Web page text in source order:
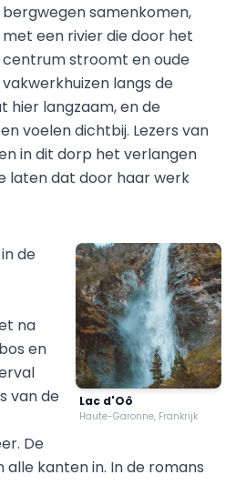
bergwegen samenkomen,
met een rivier die door het
centrum stroomt en oude
vakwerkhuizen langs de
hier langzaam, en de
voelen dichtbij. Lezers van
in dit dorp het verlangen
laten dat door haar werk
Lac d'Oô
Haute-Garonne, Frankrijk
de
na
en
van de
De
kanten in. In de romans